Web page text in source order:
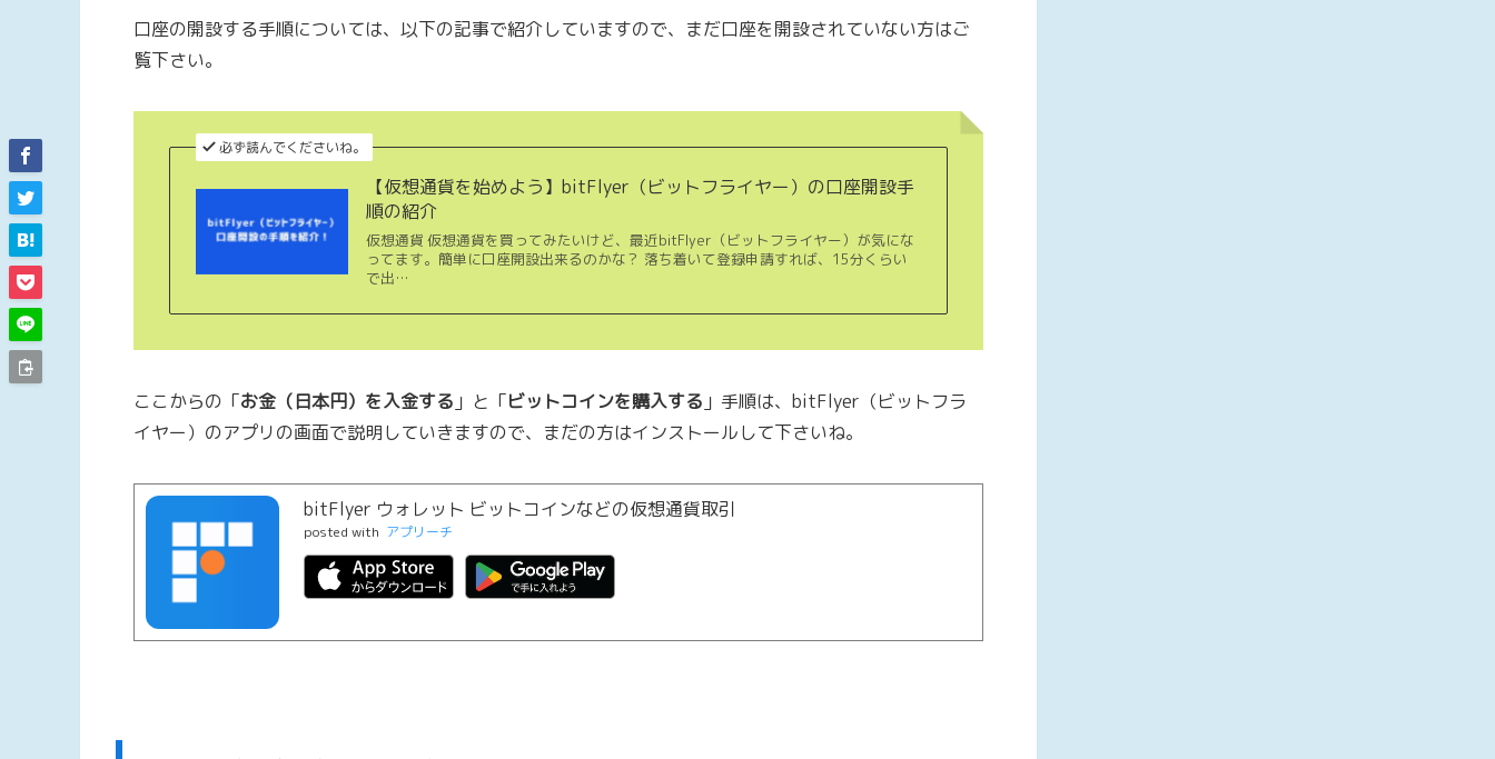
口座の開設する手順については、以下の記事で紹介していますので、まだ口座を開設されていない方はご
覧下さい。
必ず読んでくださいね。
【仮想通貨を始めよう】bitFlyer（ビットフライヤー）の口座開設手
順の紹介
仮想通貨 仮想通貨を買ってみたいけど、最近bitFlyer（ビットフライヤー）が気にな
ってます。簡単に口座開設出来るのかな？ 落ち着いて登録申請すれば、15分くらい
で出…
ここからの「お金（日本円）を入金する 」と「ビットコインを購入する 」手順は、bitFlyer（ビットフラ
イヤー）のアプリの画面で説明していきますので、まだの方はインストールして下さいね。
bitFlyer ウォレット ビットコインなどの仮想通貨取引
posted with アプリーチ